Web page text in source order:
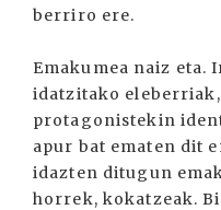
berriro ere.
Emakumea naiz
idatzitako
protagonistekin
apur bat ematen dit
idazten ditugun
horrek, kokatzeak.